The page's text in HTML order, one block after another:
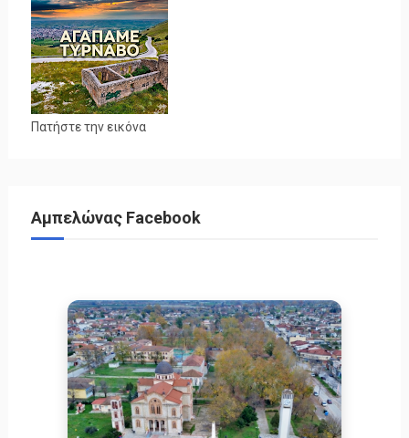
Πατήστε την εικόνα
Αμπελώνας Facebook